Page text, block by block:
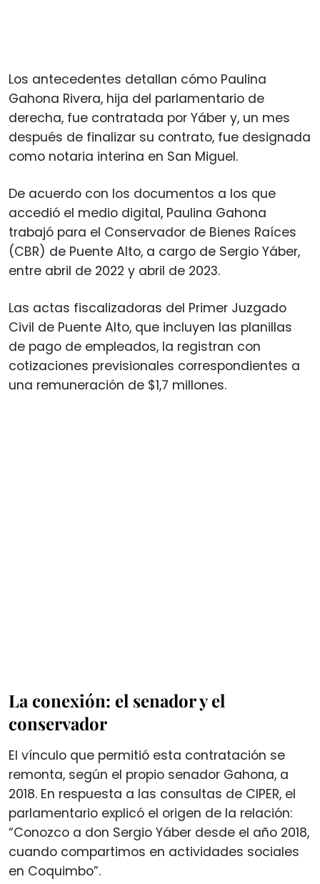
Los antecedentes detallan cómo Paulina
Gahona Rivera, hija del parlamentario de
derecha, fue contratada por Yáber y, un mes
después de finalizar su contrato, fue designada
como notaria interina en San Miguel.
De acuerdo con los documentos a los que
accedió el medio digital, Paulina Gahona
trabajó para el Conservador de Bienes Raíces
(CBR) de Puente Alto, a cargo de Sergio Yáber,
entre abril de 2022 y abril de 2023.
Las actas fiscalizadoras del Primer Juzgado
Civil de Puente Alto, que incluyen las planillas
de pago de empleados, la registran con
cotizaciones previsionales correspondientes a
una remuneración de $1,7 millones.
La conexión: el senador y el
conservador
El vínculo que permitió esta contratación se
remonta, según el propio senador Gahona, a
2018. En respuesta a las consultas de CIPER, el
parlamentario explicó el origen de la relación:
“Conozco a don Sergio Yáber desde el año 2018,
cuando compartimos en actividades sociales
en Coquimbo”.